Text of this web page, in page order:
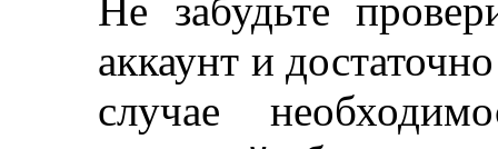
Не забудьте
аккаунт и
случае